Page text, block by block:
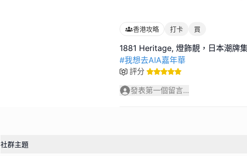
香港攻略 打卡 買
#我想去AIA嘉年華
評分
發表第一個留言...
社群主題